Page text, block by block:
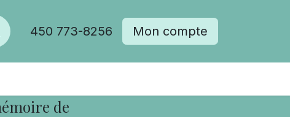
450 773-8256 Mon compte
de